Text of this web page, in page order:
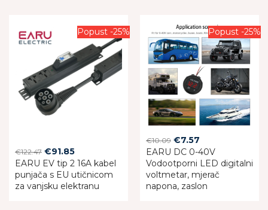
Popust -25%
€122.47 Original
price
was:
€122.47.
€91.85Current
price
is:
€91.85.
EARU EV tip 2 16A kabel
punjača s EU utičnicom
za vanjsku elektranu
Popust -25%
€10.09 Original
price
was:
€10.09.
€7.57
price
is:
€7.57.
EARU DC 0-40V
Vodootporni LED digitalni
voltmetar, mjerač
napona, zaslon